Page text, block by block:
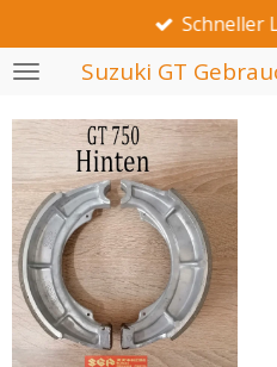
Hauptinhalt
springenSuzuki GT
Schneller